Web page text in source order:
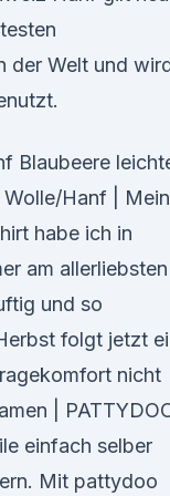
der Welt und
Blaubeere
Hanf | Mein
habe ich in
am allerliebsten
und so
folgt jetzt
nicht
|
einfach selber
Mit pattydoo